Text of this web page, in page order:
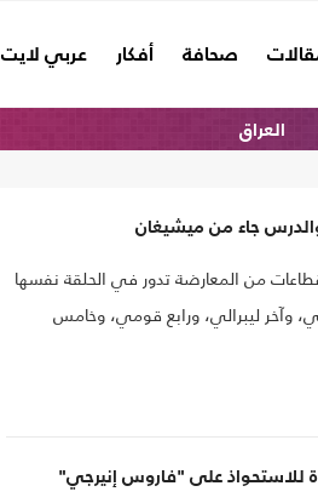
صحافة أفكار عربي لايت
العراق
والدرس جاء من ميشيغان
ما زالت قطاعات من المعارضة تدور في الحلقة نفسها
وآخر ليبرالي، ورابع قومي، وخامس
الكاملة، وأن الآخرين مجرد أدوات أو
للاستحواذ على "فاروس إنيرجي"